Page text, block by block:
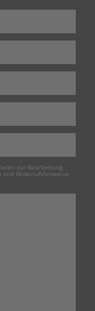
zur Bearbeitung
Widerrufshinweise